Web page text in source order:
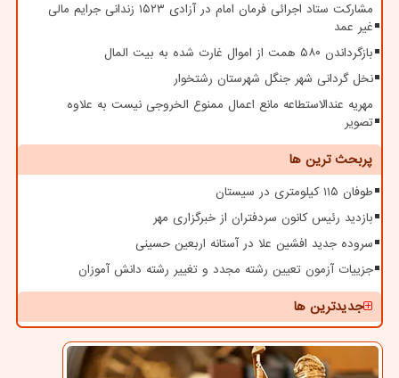
مشارکت ستاد اجرائی فرمان امام در آزادی ۱۵۲۳ زندانی جرایم مالی
غیر عمد
بازگرداندن ۵۸۰ همت از اموال غارت شده به بیت المال
نخل گردانی شهر جنگل شهرستان رشتخوار
مهریه عندالاستطاعه مانع اعمال ممنوع الخروجی نیست به علاوه
تصویر
پربحث ترین ها
طوفان ۱۱۵ کیلومتری در سیستان
بازدید رئیس کانون سردفتران از خبرگزاری مهر
سروده جدید افشین علا در آستانه اربعین حسینی
جزییات آزمون تعیین رشته مجدد و تغییر رشته دانش آموزان
جدیدترین ها